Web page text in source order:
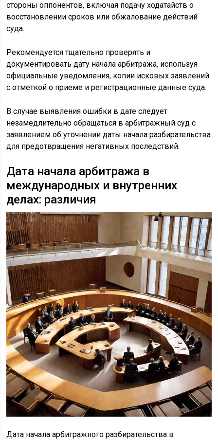
стороны оппонентов, включая подачу ходатайств о
восстановлении сроков или обжалование действий
суда.
Рекомендуется тщательно проверять и
документировать дату начала арбитража, используя
официальные уведомления, копии исковых заявлений
с отметкой о приеме и регистрационные данные суда.
В случае выявления ошибки в дате следует
незамедлительно обращаться в арбитражный суд с
заявлением об уточнении даты начала разбирательства
для предотвращения негативных последствий.
Дата начала арбитража в
международных и внутренних
делах: различия
Дата начала арбитражного разбирательства в